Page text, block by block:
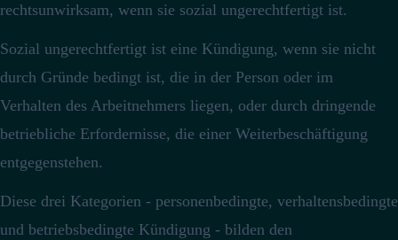
rechtsunwirksam, wenn sie sozial ungerechtfertigt ist.
Sozial ungerechtfertigt ist eine Kündigung, wenn sie nicht
durch Gründe bedingt ist, die in der Person oder im
Verhalten des Arbeitnehmers liegen, oder durch dringende
betriebliche Erfordernisse, die einer Weiterbeschäftigung
entgegenstehen.
Diese drei Kategorien - personenbedingte, verhaltensbedingte
und betriebsbedingte Kündigung - bilden den